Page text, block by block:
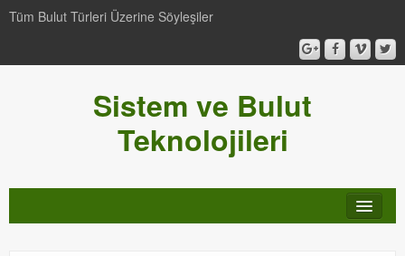
Tüm Bulut Türleri Üzerine Söyleşiler
Sistem ve Bulut
Teknolojileri